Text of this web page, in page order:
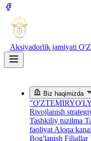
Aksiyadorlik jamiyati
Biz haqimizda
Rivojlanish
Tashkiliy tuzilma
faoliyat Aloqa
Bog'lanish Filiallar